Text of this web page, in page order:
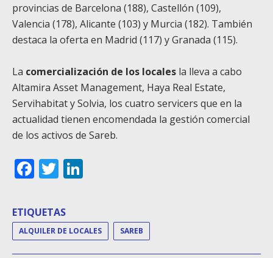
provincias de Barcelona (188), Castellón (109),
Valencia (178), Alicante (103) y Murcia (182). También
destaca la oferta en Madrid (117) y Granada (115).
La comercialización de los locales la lleva a cabo
Altamira Asset Management, Haya Real Estate,
Servihabitat y Solvia, los cuatro servicers que en la
actualidad tienen encomendada la gestión comercial
de los activos de Sareb.
Facebook
Twitter
ETIQUETAS
ALQUILER DE LOCALES SAREB